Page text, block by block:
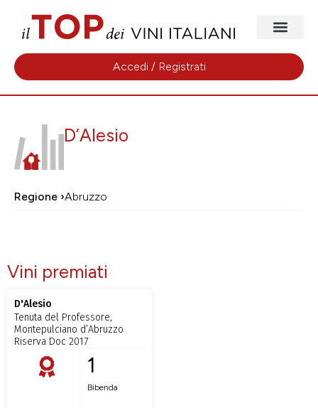
Accedi / Registrati
D’Alesio
Regione ›Abruzzo
Vini premiati
D'Alesio
Tenuta del Professore,
Montepulciano d’Abruzzo
Riserva Doc 2017
1
Bibenda